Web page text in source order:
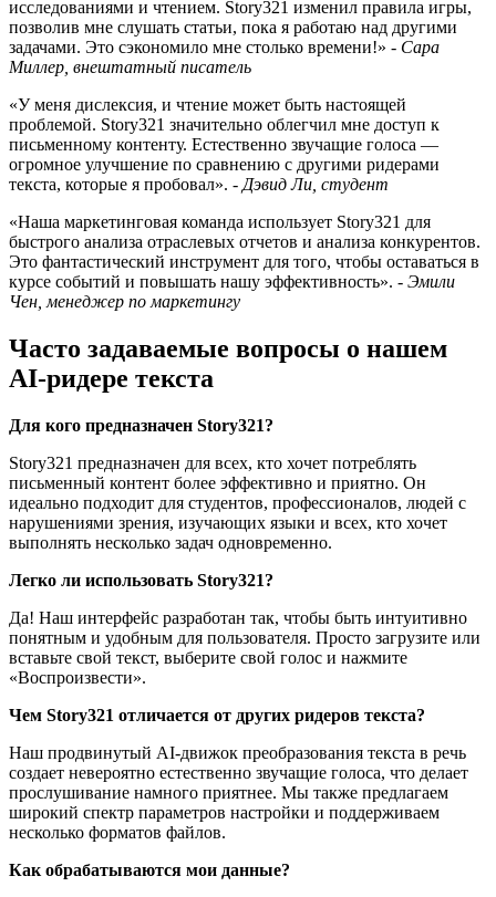
исследованиями и чтением. Story321 изменил правила игры,
позволив мне слушать статьи, пока я работаю над другими
задачами. Это сэкономило мне столько времени!» - Сара
Миллер, внештатный писатель
«У меня дислексия, и чтение может быть настоящей
проблемой. Story321 значительно облегчил мне доступ к
письменному контенту. Естественно звучащие голоса —
огромное улучшение по сравнению с другими ридерами
текста, которые я пробовал». - Дэвид Ли, студент
«Наша маркетинговая команда использует Story321 для
быстрого анализа отраслевых отчетов и анализа конкурентов.
Это фантастический инструмент для того, чтобы оставаться в
курсе событий и повышать нашу эффективность». - Эмили
Чен, менеджер по маркетингу
Часто задаваемые вопросы о нашем
AI-ридере текста
Для кого предназначен Story321?
Story321 предназначен для всех, кто хочет потреблять
письменный контент более эффективно и приятно. Он
идеально подходит для студентов, профессионалов, людей с
нарушениями зрения, изучающих языки и всех, кто хочет
выполнять несколько задач одновременно.
Легко ли использовать Story321?
Да! Наш интерфейс разработан так, чтобы быть интуитивно
понятным и удобным для пользователя. Просто загрузите или
вставьте свой текст, выберите свой голос и нажмите
«Воспроизвести».
Чем Story321 отличается от других ридеров текста?
Наш продвинутый AI-движок преобразования текста в речь
создает невероятно естественно звучащие голоса, что делает
прослушивание намного приятнее. Мы также предлагаем
широкий спектр параметров настройки и поддерживаем
несколько форматов файлов.
Как обрабатываются мои данные?